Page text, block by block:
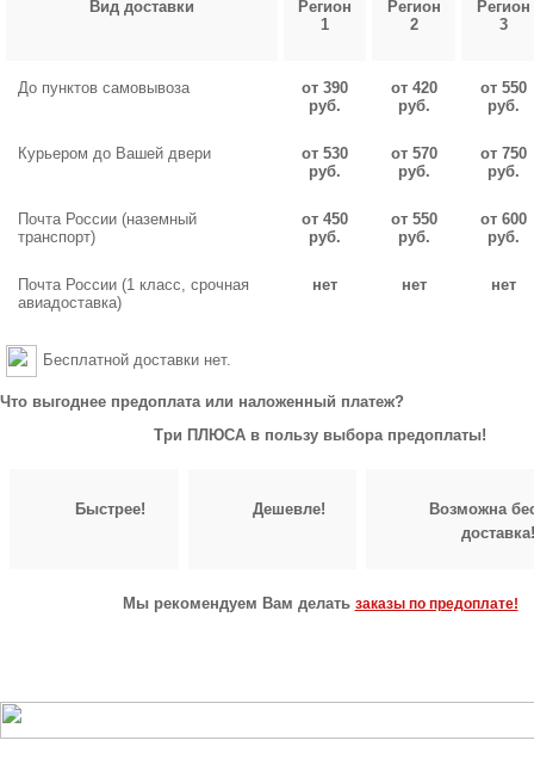
Вид доставки
Регион
1
Регион
2
Регион
3
До пунктов самовывоза
от 390
руб.
от 420
руб.
от 550
руб.
Курьером до Вашей двери
от 530
руб.
от 570
руб.
от 750
руб.
Почта России (наземный
транспорт)
от 450
руб.
от 550
руб.
от 600
руб.
Почта России (1 класс, срочная
авиадоставка)
нет нет нет
Бесплатной доставки нет.
Что выгоднее предоплата или наложенный платеж?
Три ПЛЮСА в пользу выбора предоплаты!
Быстрее! Дешевле!
Возможна
доставка!
Мы рекомендуем Вам делать заказы по предоплате!